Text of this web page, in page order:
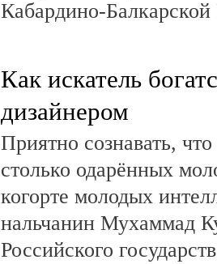
Кабардино-
Как искатель
дизайнером
Приятно сознавать,
столько одарённых
когорте молодых
нальчанин Мухаммад
Российского